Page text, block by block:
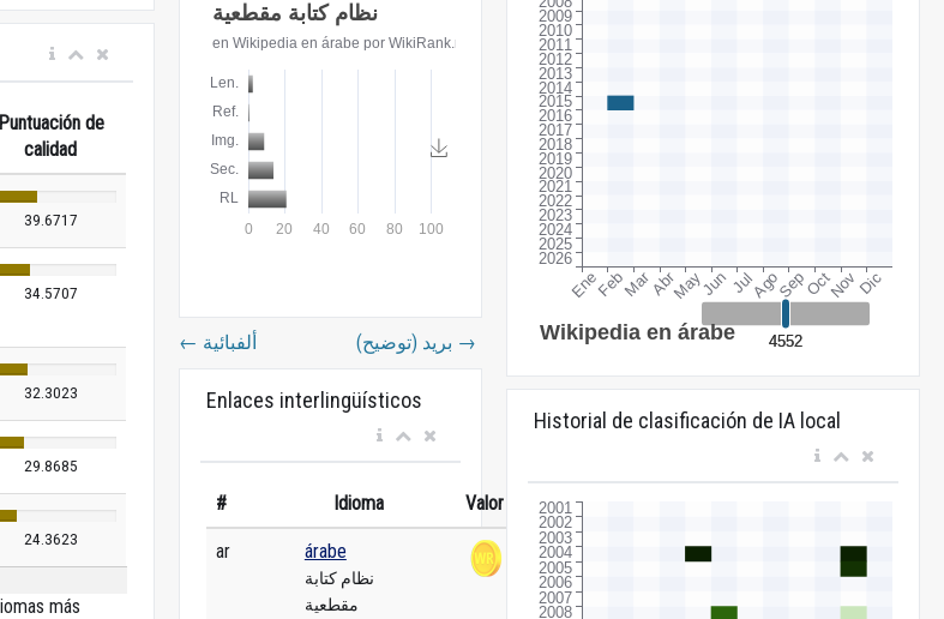
Puntuación de
calidad
39.6717
34.5707
32.3023
29.8685
24.3623
más
← ألفبائية →
Enlaces interlingüísticos
# Idioma Valor
ar árabe
نظام كتابة
مقطعية
Historial de clasificación de IA local